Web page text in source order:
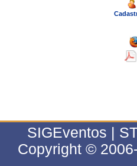
SIGEventos |
Copyright ©